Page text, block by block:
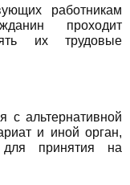
работникам
проходит
их трудовые
с альтернативной
и иной орган,
для принятия на